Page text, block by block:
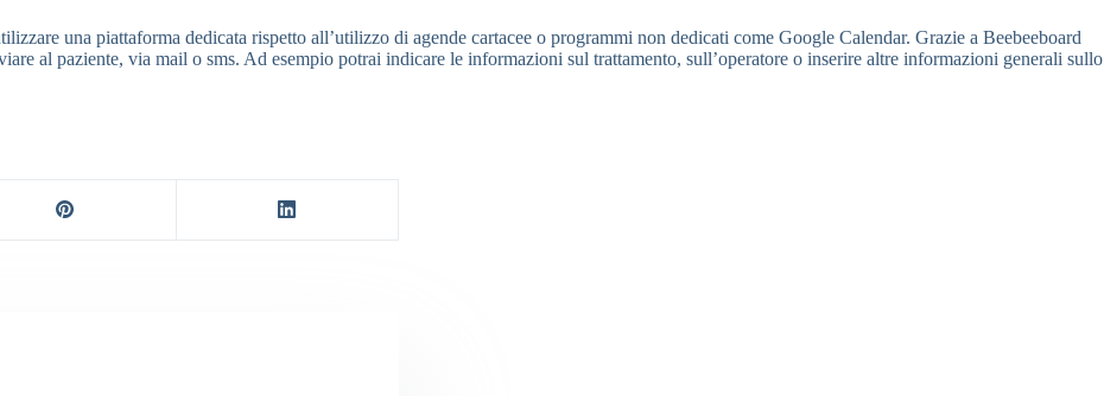
una piattaforma dedicata rispetto all’utilizzo di agende cartacee o programmi non dedicati come Google Calendar. Grazie a Beebeeboard
al paziente, via mail o sms. Ad esempio potrai indicare le informazioni sul trattamento, sull’operatore o inserire altre informazioni generali sullo